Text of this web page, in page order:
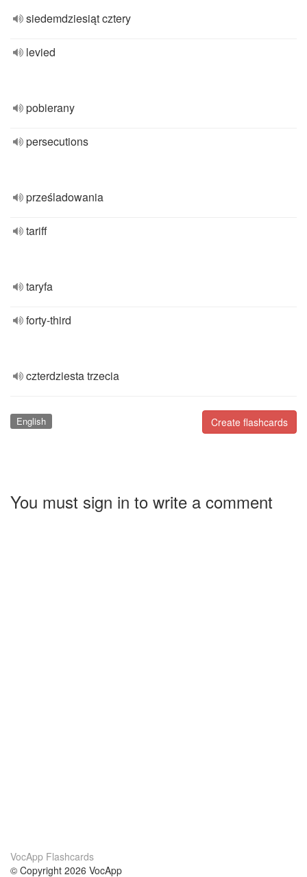
siedemdziesiąt cztery
levied
pobierany
persecutions
prześladowania
tariff
taryfa
forty-third
czterdziesta trzecia
Create flashcards
English
You must sign in to write a comment
VocApp Flashcards
© Copyright 2026 VocApp